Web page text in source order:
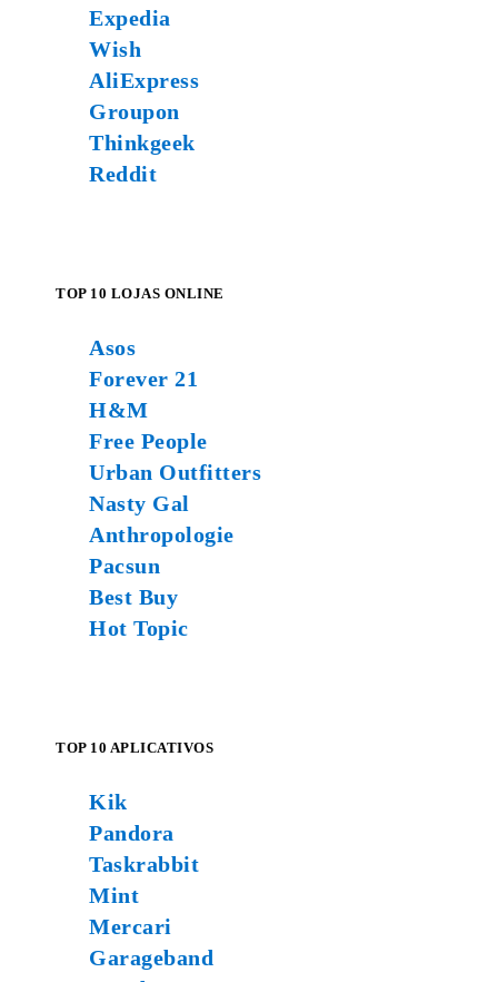
Expedia
Wish
AliExpress
Groupon
Thinkgeek
Reddit
TOP 10 LOJAS ONLINE
Asos
Forever 21
H&M
Free People
Urban Outfitters
Nasty Gal
Anthropologie
Pacsun
Best Buy
Hot Topic
TOP 10 APLICATIVOS
Kik
Pandora
Taskrabbit
Mint
Mercari
Garageband